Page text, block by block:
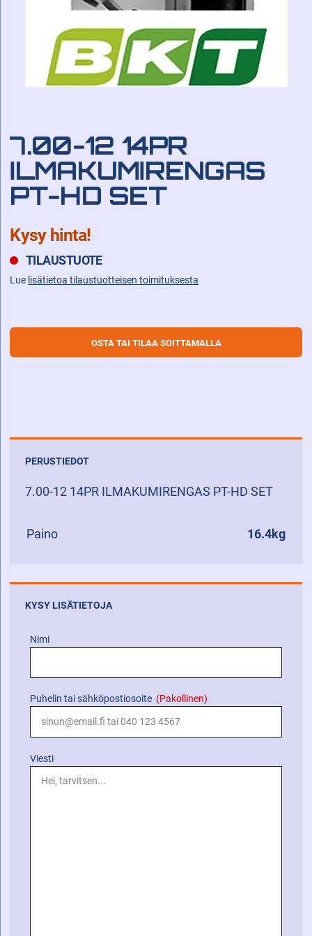
7.00-12 14PR
ILMAKUMIRENGAS
PT-HD SET
Kysy hinta!
TILAUSTUOTE
Lue lisätietoa tilaustuotteisen toimituksesta
OSTA TAI TILAA SOITTAMALLA
PERUSTIEDOT
7.00-12 14PR ILMAKUMIRENGAS PT-HD SET
Paino 16.4kg
KYSY LISÄTIETOJA
Nimi
Puhelin tai sähköpostiosoite (Pakollinen)
Viesti